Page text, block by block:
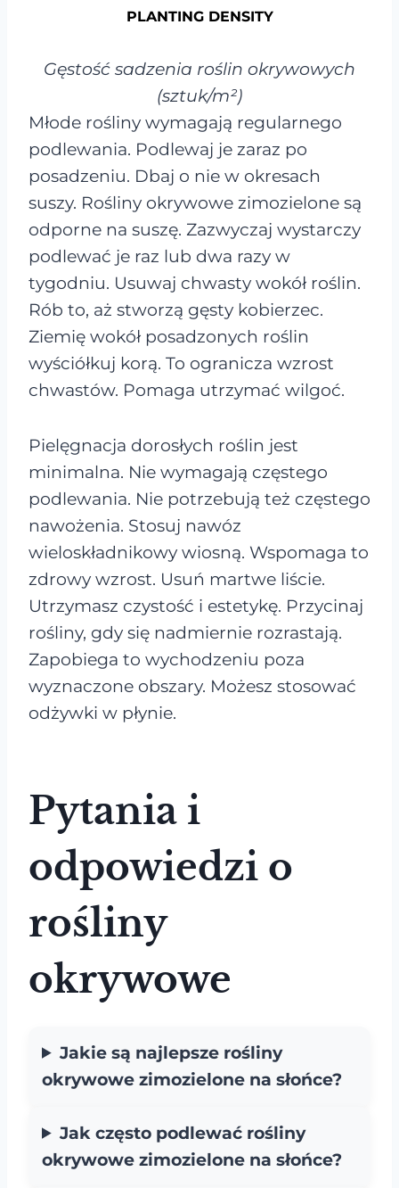
PLANTING DENSITY
Gęstość sadzenia roślin okrywowych
(sztuk/m²)
Młode rośliny wymagają regularnego
podlewania. Podlewaj je zaraz po
posadzeniu. Dbaj o nie w okresach
suszy. Rośliny okrywowe zimozielone są
odporne na suszę. Zazwyczaj wystarczy
podlewać je raz lub dwa razy w
tygodniu. Usuwaj chwasty wokół roślin.
Rób to, aż stworzą gęsty kobierzec.
Ziemię wokół posadzonych roślin
wyściółkuj korą. To ogranicza wzrost
chwastów. Pomaga utrzymać wilgoć.
Pielęgnacja dorosłych roślin jest
minimalna. Nie wymagają częstego
podlewania. Nie potrzebują też częstego
nawożenia. Stosuj nawóz
wieloskładnikowy wiosną. Wspomaga to
zdrowy wzrost. Usuń martwe liście.
Utrzymasz czystość i estetykę. Przycinaj
rośliny, gdy się nadmiernie rozrastają.
Zapobiega to wychodzeniu poza
wyznaczone obszary. Możesz stosować
odżywki w płynie.
Pytania i
odpowiedzi o
rośliny
okrywowe
Jakie są najlepsze rośliny
okrywowe zimozielone na słońce?
Jak często podlewać rośliny
okrywowe zimozielone na słońce?